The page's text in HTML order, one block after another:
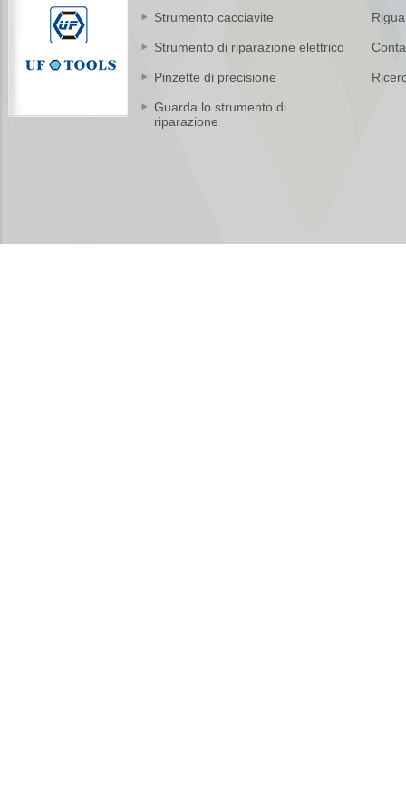
mano per aiutare
d'ingrandimento
saldatore Lente di
Saldatura
Rilavorazione
coppia regolabile di
Strumento cacciavite
Strumento di riparazione elettrico
Pinzette di precisione
Guarda lo strumento di
riparazione